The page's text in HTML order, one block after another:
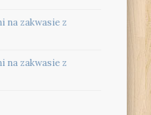
na zakwasie z
na zakwasie z